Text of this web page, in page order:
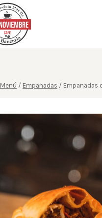
Menú / Empanadas / Empanadas